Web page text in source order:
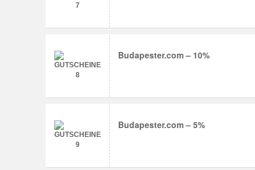
Budapester.com – 10%
Budapester.com – 5%